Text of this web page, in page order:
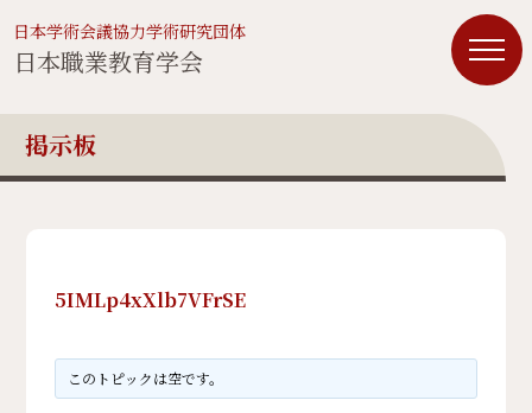
日本学術会議協力学術研究団体
日本職業教育学会
掲示板
5IMLp4xXlb7VFrSE
このトピックは空です。